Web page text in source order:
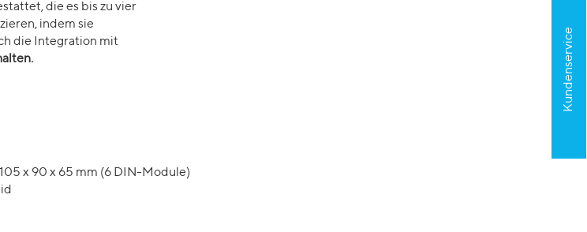
Kundenservice
die es bis zu vier
indem sie
die Integration mit
105 x 90 x 65 mm (6 DIN-Module)